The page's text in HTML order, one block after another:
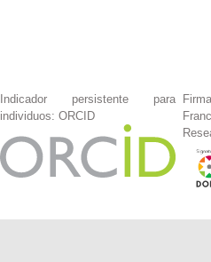
Indicador persistente para
individuos: ORCID